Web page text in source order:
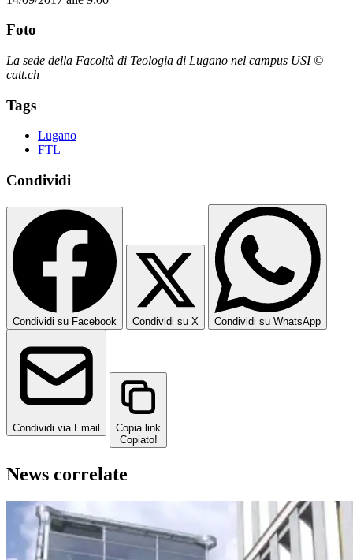
Foto
La sede della Facoltà di Teologia di Lugano nel campus USI ©
catt.ch
Tags
Lugano
FTL
Condividi
Condividi su Facebook Condividi su X Condividi su WhatsApp
Condividi via Email
Copia link
Copiato!
News correlate